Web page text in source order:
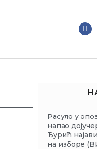
F
a
o
Расуло у
напао
Ђурић
на изборе